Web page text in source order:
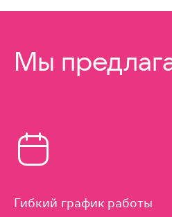
Мы
Гибкий график работы